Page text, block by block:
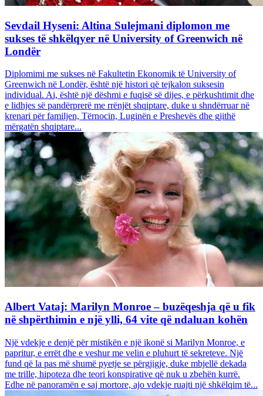
Sevdail Hyseni: Altina Sulejmani diplomon me
sukses të shkëlqyer në University of Greenwich në
Londër
Diplomimi me sukses në Fakultetin Ekonomik të University of
Greenwich në Londër, është një histori që tejkalon suksesin
individual. Ai, është një dëshmi e fuqisë së dijes, e përkushtimit dhe
e lidhjes së pandërprerë me rrënjët shqiptare, duke u shndërruar në
krenari për familjen, Tërnocin, Luginën e Preshevës dhe gjithë
mërgatën shqiptare...
Albert Vataj: Marilyn Monroe – buzëqeshja që u fik
në shpërthimin e një ylli, 64 vite që ndaluan kohën
Një vdekje e denjë për mistikën e një ikonë si Marilyn Monroe, e
papritur, e errët dhe e veshur me velin e pluhurt të sekreteve. Një
fund që la pas më shumë pyetje se përgjigje, duke mbjellë dekada
me trille, hipoteza dhe teori konspirative që nuk u zbehën kurrë.
Edhe në panoramën e saj mortore, ajo vdekje ruajti një shkëlqim të...